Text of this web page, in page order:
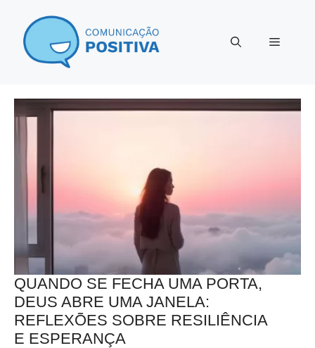
conteúdo
Menu
QUANDO SE FECHA UMA PORTA,
DEUS ABRE UMA JANELA:
REFLEXÕES SOBRE RESILIÊNCIA
E ESPERANÇA